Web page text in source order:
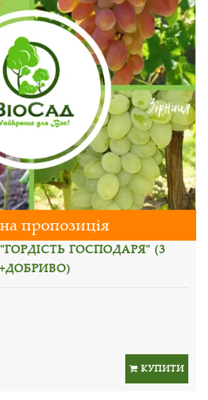
пропозиція
ГОСПОДАРЯ" (3
КУПИТИ